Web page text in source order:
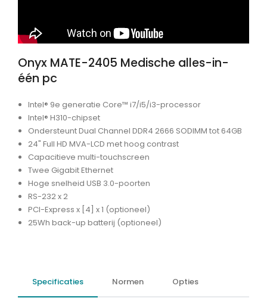
Onyx MATE-2405 Medische alles-in-
één pc
Intel® 9e generatie Core™ i7/i5/i3-processor
Intel® H310-chipset
Ondersteunt Dual Channel DDR4 2666 SODIMM tot 64GB
24" Full HD MVA-LCD met hoog contrast
Capacitieve multi-touchscreen
Twee Gigabit Ethernet
Hoge snelheid USB 3.0-poorten
RS-232 x 2
PCI-Express x [4] x 1 (optioneel)
25Wh back-up batterij (optioneel)
Specificaties Normen Opties